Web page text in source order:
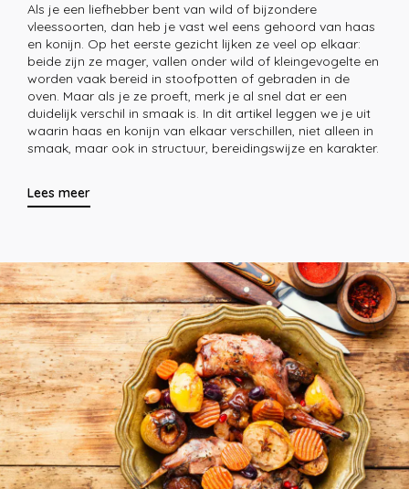
Als je een liefhebber bent van wild of bijzondere
vleessoorten, dan heb je vast wel eens gehoord van haas
en konijn. Op het eerste gezicht lijken ze veel op elkaar:
beide zijn ze mager, vallen onder wild of kleingevogelte en
worden vaak bereid in stoofpotten of gebraden in de
oven. Maar als je ze proeft, merk je al snel dat er een
duidelijk verschil in smaak is. In dit artikel leggen we je uit
waarin haas en konijn van elkaar verschillen, niet alleen in
smaak, maar ook in structuur, bereidingswijze en karakter.
Lees meer